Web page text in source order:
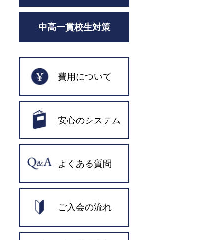
中高一貫校生対策
費用について
安心のシステム
よくある質問
ご入会の流れ